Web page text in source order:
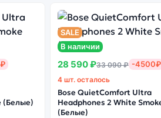
Процессор
Производитель процессора:
Тип процессора:
Частота процессора:
Количество ядер:
(Белые)
SALE
В наличии
28 590 ₽33 090 ₽ -4500₽
4 шт. осталось
Bose QuietComfort Ultra
Headphones 2 White
(Белые)